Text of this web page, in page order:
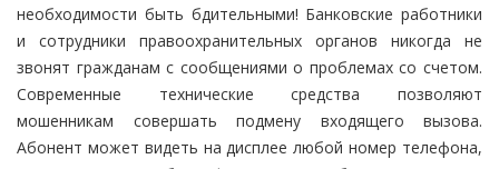
необходимости быть бдительными! Банковские работники
и сотрудники правоохранительных органов никогда не
звонят гражданам с сообщениями о проблемах со счетом.
Современные технические средства позволяют
мошенникам совершать подмену входящего вызова.
Абонент может видеть на дисплее любой номер телефона,